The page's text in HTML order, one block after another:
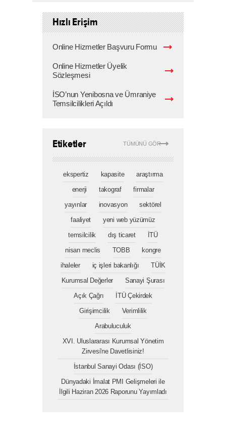
Hızlı Erişim
Online Hizmetler Başvuru Formu
Online Hizmetler Üyelik
Sözleşmesi
İSO’nun Yenibosna ve Ümraniye
Temsilcilikleri Açıldı
TÜMÜNÜ GÖR
Etiketler
ekspertiz kapasite
araştırma
enerji
takograf
firmalar
yayınlar
inovasyon
sektörel
faaliyet
yeni web yüzümüz
temsilcilik
dış ticaret
İTÜ
nisan meclis
TOBB
kongre
ihaleler
iç işleri bakanlığı
TÜİK
Kurumsal Değerler
Sanayi Şurası
Açık Çağrı
İTÜ Çekirdek
Girişimcilik
Verimlilik
Arabuluculuk
XVI. Uluslararası Kurumsal Yönetim
Zirvesi'ne Davetlisiniz!
İstanbul Sanayi Odası (İSO)
Dünyadaki İmalat PMI Gelişmeleri ile
İlgili Haziran 2026 Raporunu Yayımladı